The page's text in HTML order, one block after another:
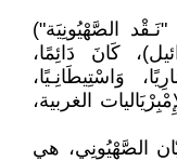
الصَّهْيُونِيَة")
كَانَ دَائِمًا،
وَاسْتِيطَانِـيًا،
الغربية،
الصَّهْيُونِي، هي